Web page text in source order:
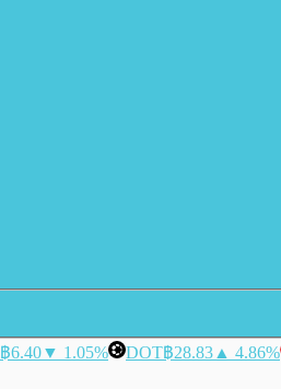
฿6.40▼ 1.05% DOT฿28.83 ▲ 4.86%